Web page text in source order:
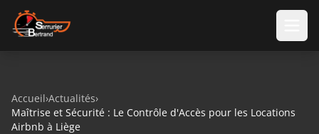
Aller au contenu
Accueil›Actualités›
Maîtrise et Sécurité : Le Contrôle d'Accès pour les Locations
Airbnb à Liège